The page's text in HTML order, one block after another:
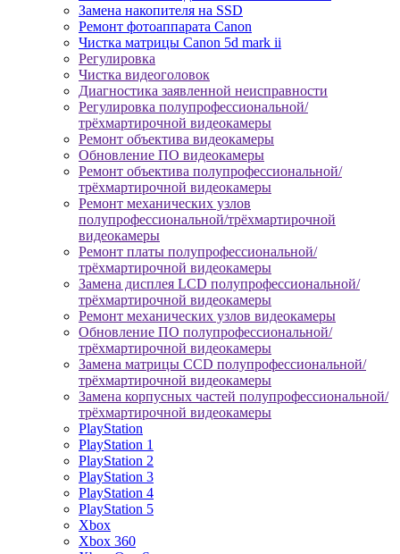
Замена накопителя на SSD
Ремонт фотоаппарата Canon
Чистка матрицы Canon 5d mark ii
Регулировка
Чистка видеоголовок
Диагностика заявленной неисправности
Регулировка полупрофессиональной/
трёхмартирочной видеокамеры
Ремонт объектива видеокамеры
Обновление ПО видеокамеры
Ремонт объектива полупрофессиональной/
трёхмартирочной видеокамеры
Ремонт механических узлов
полупрофессиональной/трёхмартирочной
видеокамеры
Ремонт платы полупрофессиональной/
трёхмартирочной видеокамеры
Замена дисплея LCD полупрофессиональной/
трёхмартирочной видеокамеры
Ремонт механических узлов видеокамеры
Обновление ПО полупрофессиональной/
трёхмартирочной видеокамеры
Замена матрицы CCD полупрофессиональной/
трёхмартирочной видеокамеры
Замена корпусных частей полупрофессиональной/
трёхмартирочной видеокамеры
PlayStation
PlayStation 1
PlayStation 2
PlayStation 3
PlayStation 4
PlayStation 5
Xbox
Xbox 360